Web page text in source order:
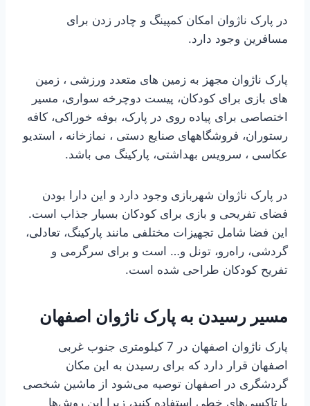
در پارک ناژوان امکان کمپینگ و چادر زدن برای
مسافرین وجود دارد.
پارک ناژوان مجهز به زمین های متعدد ورزشی ، زمین
های بازی برای کودکان، پیست دوچرخه سواری، مسیر
اختصاصی برای پیاده روی در پارک، بوفه خوراکی، کافه
رستوران، فروشگاههای صنایع دستی ، نمازخانه ، استدیو
عکاسی ، سرویس بهداشتی، پارکینگ می باشد.
در پارک ناژوان شهربازی وجود دارد و این دارا بودن
فضای تفریحی و بازی برای کودکان بسیار جذاب است.
این فضا شامل تجهیزات مختلفی مانند پارکینگ، تعادلی،
گردشی، راه‌رو، تونل و… است و برای سرگرمی و
تفریح کودکان طراحی شده است.
مسیر رسیدن به پارک ناژوان اصفهان
پارک ناژوان اصفهان در 7 کیلومتری جنوب غربی
اصفهان قرار دارد که برای رسیدن به این مکان
گردشگری در اصفهان توصیه می‌شود از ماشین شخصی
یا تاکسی‌های خطی استفاده کنید، زیرا این روش‌ها